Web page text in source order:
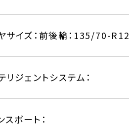
サイズ： 前後輪：135/70-
リジェントシステム：
スポート：